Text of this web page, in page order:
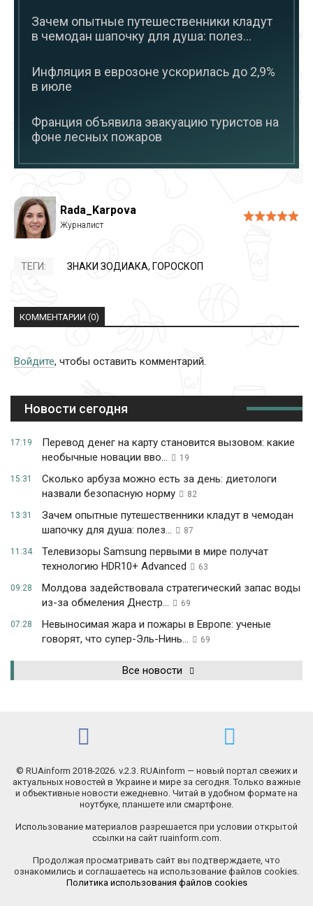
Зачем опытные путешественники кладут
в чемодан шапочку для душа: полез...
Инфляция в еврозоне ускорилась до 2,9%
в июле
Франция объявила эвакуацию туристов на
фоне лесных пожаров
Rada_Karpova
ТЕГИ: ЗНАКИ ЗОДИАКА, ГОРОСКОП
КОММЕНТАРИИ (0)
Войдите, чтобы оставить комментарий.
Новости сегодня
17:19
Перевод денег на карту становится вызовом: какие
необычные новации вво...
19
15:31
Сколько арбуза можно есть за день: диетологи
назвали безопасную норму
82
13:31
Зачем опытные путешественники кладут в чемодан
шапочку для душа: полез...
87
11:34
Телевизоры Samsung первыми в мире получат
технологию HDR10+ Advanced
63
09:28
Молдова задействовала стратегический запас воды
из-за обмеления Днестр...
69
07:28
Невыносимая жара и пожары в Европе: ученые
говорят, что супер-Эль-Нинь...
69
Все новости
© RUAinform 2018-2026. v.2.3. RUAinform — новый портал свежих и
актуальных новостей в Украине и мире за сегодня. Только важные
и объективные новости ежедневно. Читай в удобном формате на
ноутбуке, планшете или смартфоне.
Использование материалов разрешается при условии открытой
ссылки на сайт ruainform.com.
Продолжая просматривать сайт вы подтверждаете, что
ознакомились и соглашаетесь на использование файлов cookies.
Политика использования файлов cookies